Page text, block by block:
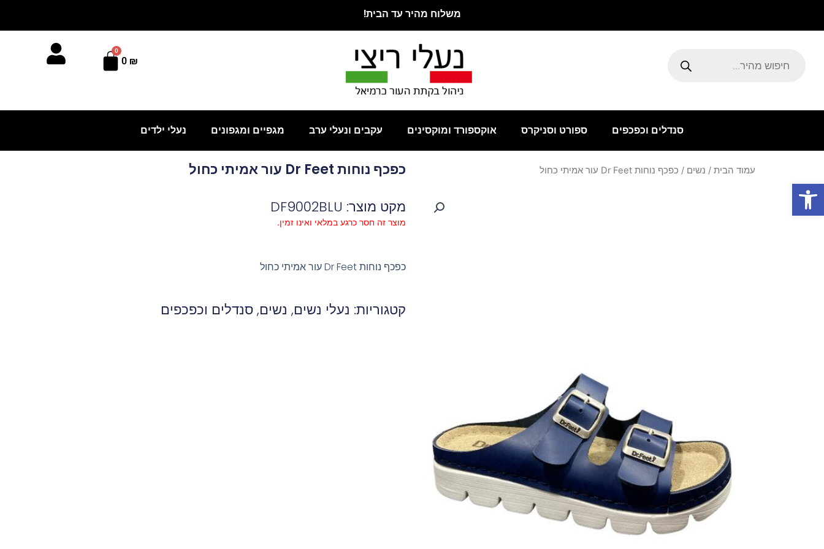
פתח סרגל נגישות
משלוח מהיר עד הבית!
0 ₪
0
עגלת
סנדלים וכפכפים ספורט וסניקרס אוקספורד ומוקסינים עקבים ונעלי ערב מגפיים ומגפונים נעלי ילדים
עמוד הבית / נשים / כפכף נוחות Dr Feet עור אמיתי כחול
כפכף נוחות Dr Feet עור אמיתי כחול
מקט מוצר: DF9002BLU
מוצר זה חסר כרגע במלאי ואינו זמין.
כפכף נוחות Dr Feet עור אמיתי כחול
קטגוריות: נעלי נשים, נשים,סנדלים וכפכפים